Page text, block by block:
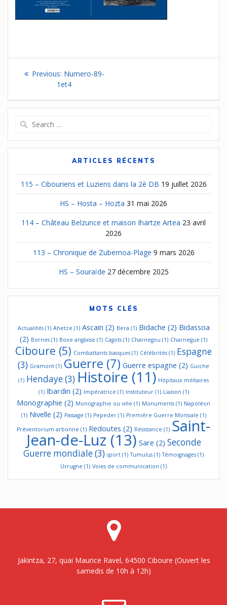
Navigation
l’article
Previous: Previous
post:
Numero-89-
1et4
ARTICLES RÉCENTS
115 – Cibouriens et Luziens dans la 2è DB 19 juillet 2026
HS – Hosta – Hozta 31 mai 2026
114 – Château Belzunce et maison Ihartze Artea 23 avril
2026
113 – Chronique de Zubernoa-Plage 9 mars 2026
HS – Souraïde 27 décembre 2025
MOTS CLÉS
Actualités(1) Ahetze (1) Ascain (2) Bera (1) Bidache (2) Bidassoa
(2) Bornes (1) Boxe anglaise (1) Cagots (1) Charnegou (1) Charnegue (1)
Ciboure (5) Combattants basques (1) Célébrités (1) Espagne
(3) Gramont (1) Guerre (7) Guerre espagne (2) Guiche
(1) Hendaye(3) Histoire (11) Hôpitaux militaires
(1) Ibardin (2) Impératrice (1) Instituteur(1) Liaison (1)
Monographie (2) Monographie ou ville (1) Monuments (1) Napoléon
(1) Nivelle (2) Passage (1) Pepeder(1) Première Guerre Monsiale (1)
Préventorium arbonne (1) Redoutes (2) Résistance (1) Saint-
Jean-de-Luz (13) Sare (2) Seconde
Guerre mondiale(3) sport (1) Tumulus (1) Témoignages (1)
Urrugne (1) Voies de communication (1)
Jakintza, 27, quai Maurice Ravel, 64500 Ciboure (Ouvert les
samedis de 10h à 12h)